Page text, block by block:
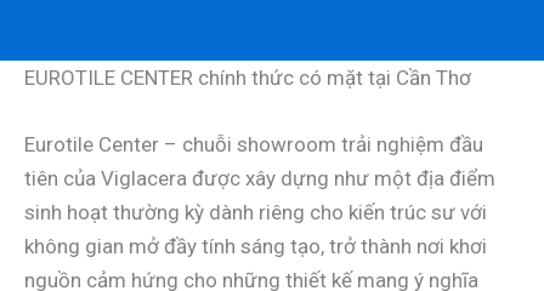
EUROTILE CENTER chính thức có mặt tại Cần Thơ
Eurotile Center – chuỗi showroom trải nghiệm đầu
tiên của Viglacera được xây dựng như một địa điểm
sinh hoạt thường kỳ dành riêng cho kiến trúc sư với
không gian mở đầy tính sáng tạo, trở thành nơi khơi
nguồn cảm hứng cho những thiết kế mang ý nghĩa